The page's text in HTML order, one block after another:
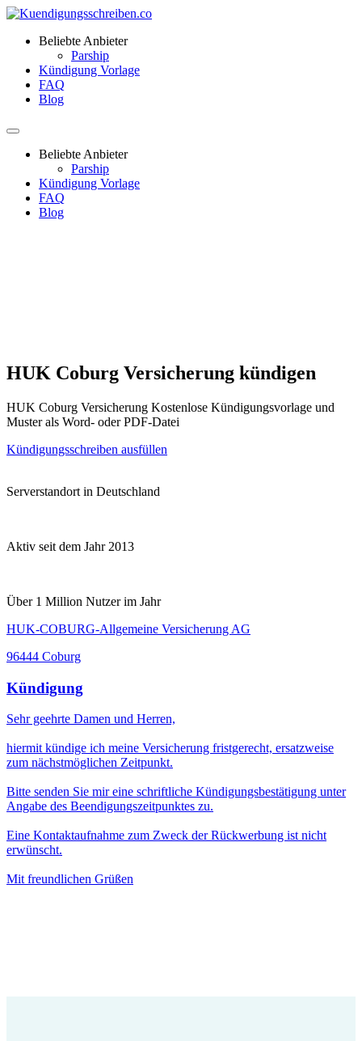
Beliebte Anbieter
Parship
Kündigung Vorlage
FAQ
Blog
Beliebte Anbieter
Parship
Kündigung Vorlage
FAQ
Blog
HUK Coburg Versicherung kündigen
HUK Coburg Versicherung Kostenlose Kündigungsvorlage und
Muster als Word- oder PDF-Datei
Kündigungsschreiben ausfüllen
Serverstandort in Deutschland
Aktiv seit dem Jahr 2013
Über 1 Million Nutzer im Jahr
HUK-COBURG-Allgemeine Versicherung AG
96444 Coburg
Kündigung
Sehr geehrte Damen und Herren,
hiermit kündige ich meine Versicherung fristgerecht, ersatzweise
zum nächstmöglichen Zeitpunkt.
Bitte senden Sie mir eine schriftliche Kündigungsbestätigung unter
Angabe des Beendigungszeitpunktes zu.
Eine Kontaktaufnahme zum Zweck der Rückwerbung ist nicht
erwünscht.
Mit freundlichen Grüßen